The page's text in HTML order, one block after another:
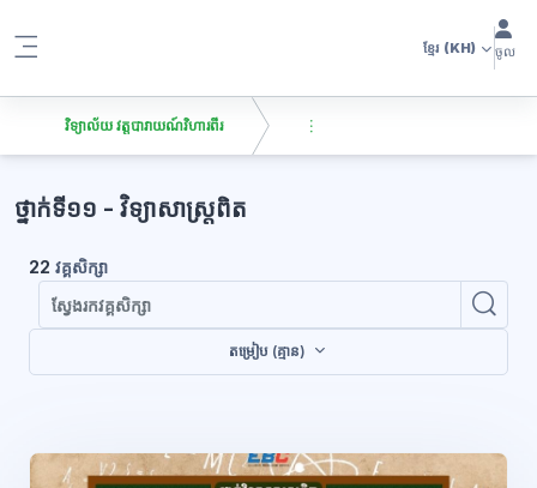
ខ្មែរ (KH) ចូល
ប្លុក
ថ្នាក់ទី១១ - វិទ្យាសាស្រ្តពិត
វិទ្យាល័យ វត្តបារាយណ៍វិហារពីរ
22 វគ្គសិក្សា
ស្វែងរក
តម្រៀប (គ្មាន)